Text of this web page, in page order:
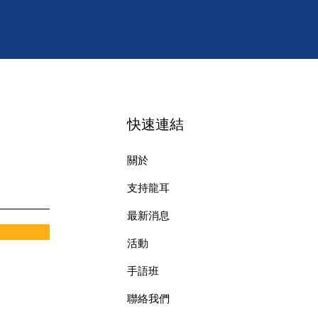
快速連結
關於
支持龍耳
最新消息
​活動
手語班
​聯絡我們